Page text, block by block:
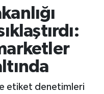
etiket denetimleri
Fikstür